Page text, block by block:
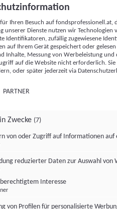
Messung von Werbeleistung
sowie Zielgruppenforschung.
Online-Kennungen (z. B. login-
Kennungen,
zusammen mit anderen
Browserinformationen,
Technologien usw.) auf
dort ausgelesen werden, um es
es eine App oder einer Webseite
mehrere der hier aufgeführten
Ihren Besuch auf
unserer Dienste nutzen wir Technologien
Identifikatoren, zufällig zugewiesene
auf Ihrem Gerät gespeichert oder
Inhalte, Messung von Werbeleistung
auf die Website nicht erforderlich.
oder später jederzeit via
PARTNER
Zwecke (7)
von oder Zugriff auf Informationen auf
reduzierter Daten zur Auswahl von
Interesse
von Profilen für personalisierte